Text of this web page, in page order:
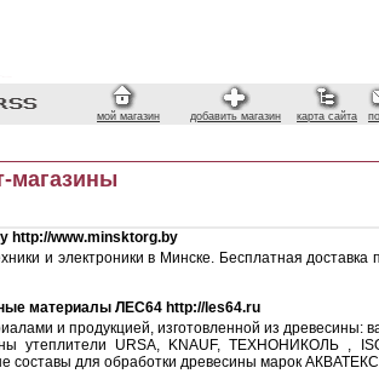
мой магазин добавить магазин карта сайта
магазины
http://www.minsktorg.by
и электроники в Минске. Бесплатная
материалы ЛЕС64 http://les64.ru
и продукцией, изготовленной из
утеплители URSA, KNAUF, ТЕХНОНИКОЛЬ ,
составы для обработки древесины марок